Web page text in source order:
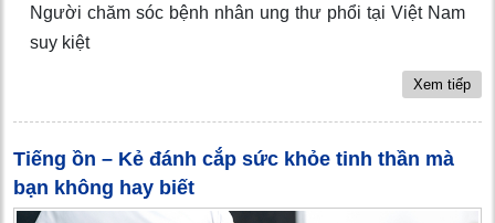
Người chăm sóc bệnh nhân ung thư phổi tại Việt Nam
suy kiệt
Xem tiếp
Tiếng ồn – Kẻ đánh cắp sức khỏe tinh thần mà
bạn không hay biết